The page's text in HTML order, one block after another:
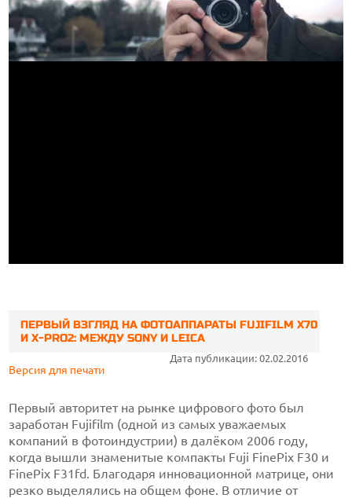
ПЕРВЫЙ ВЗГЛЯД НА ФОТОАППАРАТЫ FUJIFILM X70
И X-PRO2: МЕЖДУ SONY И LEICA
Дата публикации: 02.02.2016
Версия для печати
Первый авторитет на рынке цифрового фото был
заработан Fujifilm (одной из самых уважаемых
компаний в фотоиндустрии) в далёком 2006 году,
когда вышли знаменитые компакты Fuji FinePix F30 и
FinePix F31fd. Благодаря инновационной матрице, они
резко выделялись на общем фоне. В отличие от